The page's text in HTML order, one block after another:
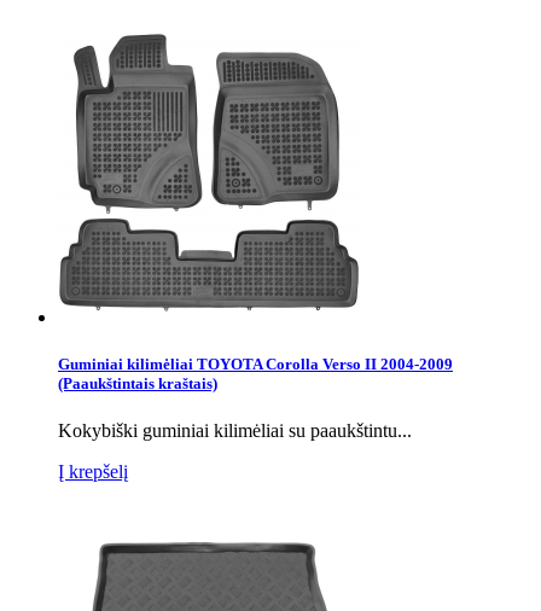
Guminiai kilimėliai TOYOTA Corolla Verso II 2004-2009
(Paaukštintais kraštais)
Kokybiški guminiai kilimėliai su paaukštintu...
Į krepšelį